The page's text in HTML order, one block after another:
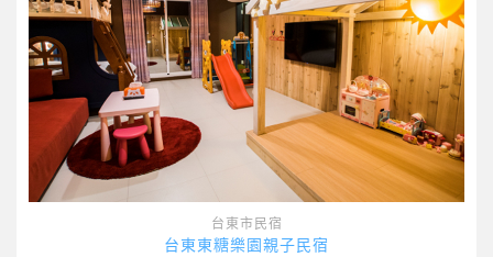
台東市民宿
台東東糖樂園親子民宿